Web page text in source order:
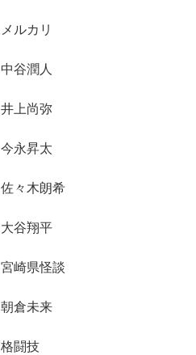
メルカリ
中谷潤人
井上尚弥
今永昇太
佐々木朗希
大谷翔平
宮崎県怪談
朝倉未来
格闘技